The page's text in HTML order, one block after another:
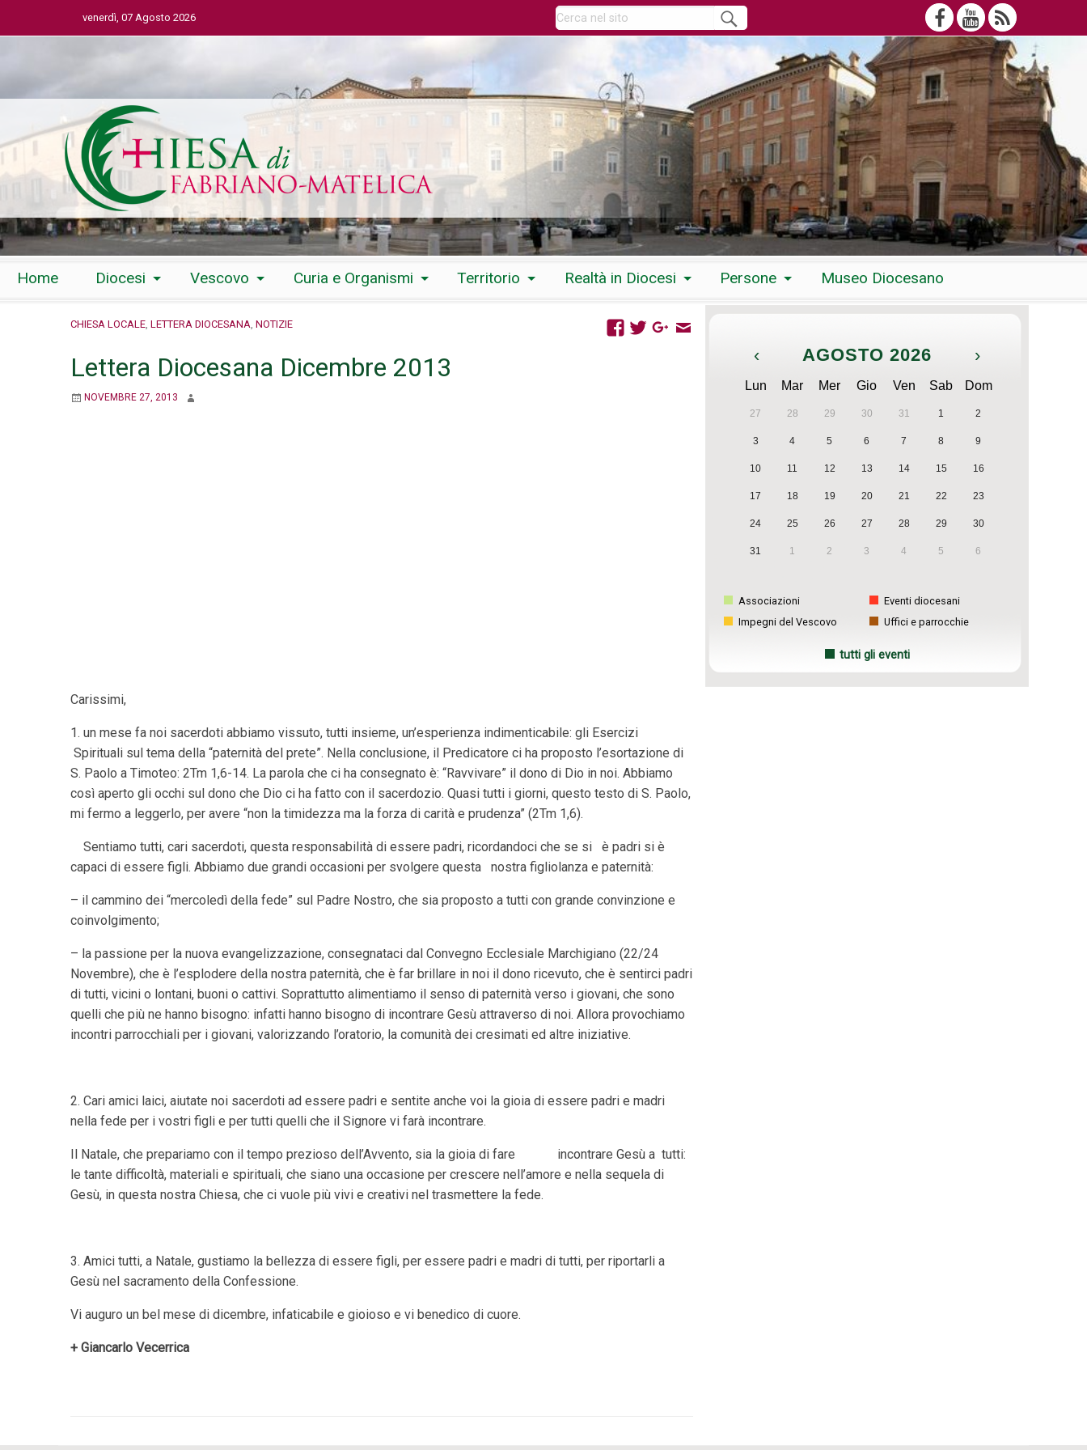
venerdì, 07 Agosto 2026
Home Diocesi Vescovo Curia e Organismi Territorio Realtà in Diocesi Persone Museo Diocesano
CHIESA LOCALE LETTERA DIOCESANA NOTIZIE
Lettera Diocesana Dicembre 2013
NOVEMBRE 27, 2013
Carissimi,
1. un mese fa noi sacerdoti abbiamo vissuto, tutti insieme, un’esperienza indimenticabile: gli Esercizi
Spirituali sul tema della “paternità del prete”. Nella conclusione, il Predicatore ci ha proposto l’esortazione di
S. Paolo a Timoteo: 2Tm 1,6-14. La parola che ci ha consegnato è: “Ravvivare” il dono di Dio in noi. Abbiamo
così aperto gli occhi sul dono che Dio ci ha fatto con il sacerdozio. Quasi tutti i giorni, questo testo di S. Paolo,
mi fermo a leggerlo, per avere “non la timidezza ma la forza di carità e prudenza” (2Tm 1,6).
Sentiamo tutti, cari sacerdoti, questa responsabilità di essere padri, ricordandoci che se si è padri si è
capaci di essere figli. Abbiamo due grandi occasioni per svolgere questa
nostra figliolanza e paternità:
– il cammino dei “mercoledì della fede” sul Padre Nostro, che sia proposto a tutti con grande convinzione e
coinvolgimento;
– la passione per la nuova evangelizzazione, consegnataci dal Convegno Ecclesiale Marchigiano (22/24
Novembre), che è l’esplodere della nostra paternità, che è far brillare in noi il dono ricevuto, che è sentirci padri
di tutti, vicini o lontani, buoni o cattivi. Soprattutto alimentiamo il senso di paternità verso i giovani, che sono
quelli che più ne hanno bisogno: infatti hanno bisogno di incontrare Gesù attraverso di noi. Allora provochiamo
incontri parrocchiali per i giovani, valorizzando l’oratorio, la comunità dei cresimati ed altre iniziative.
2. Cari amici laici, aiutate noi sacerdoti ad essere padri e sentite anche voi la gioia di essere padri e madri
nella fede per i vostri figli e per tutti quelli che il Signore vi farà incontrare.
Il Natale, che prepariamo con il tempo prezioso dell’Avvento, sia la gioia di fare incontrare Gesù a tutti:
le tante difficoltà, materiali e spirituali, che siano una occasione per crescere nell’amore e nella sequela di
Gesù, in questa nostra Chiesa, che ci vuole più vivi e creativi nel trasmettere la fede.
3. Amici tutti, a Natale, gustiamo la bellezza di essere figli, per essere padri e madri di tutti, per riportarli a
Gesù nel sacramento della Confessione.
Vi auguro un bel mese di dicembre, infaticabile e gioioso e vi benedico di cuore.
+ Giancarlo Vecerrica
‹ AGOSTO 2026 ›
Lun Mar Mer Gio Ven Sab Dom
27 28 29 30 31 1 2
3 4 5 6 7 8 9
10 11 12 13 14 15 16
17 18 19 20 21 22 23
24 25 26 27 28 29 30
31 1 2 3 4 5 6
Associazioni
Eventi diocesani
Impegni del Vescovo
Uffici e parrocchie
tutti gli eventi